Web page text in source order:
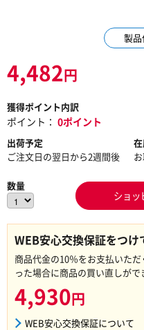
製品
4,482円
獲得ポイント内訳
ポイント： 0ポイント
出荷予定
ご注文日の翌日から2週間後
数量
ショッ
WEB安心交換保証をつけ
商品代金の10％をお支払いた
った場合に商品の買い直しがで
4,930円
WEB安心交換保証について